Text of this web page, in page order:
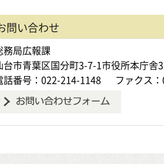
問い合わせ
務局広報課
台市青葉区国分町3-7-1市役所本庁舎
話番号：022-214-1148
ファクス